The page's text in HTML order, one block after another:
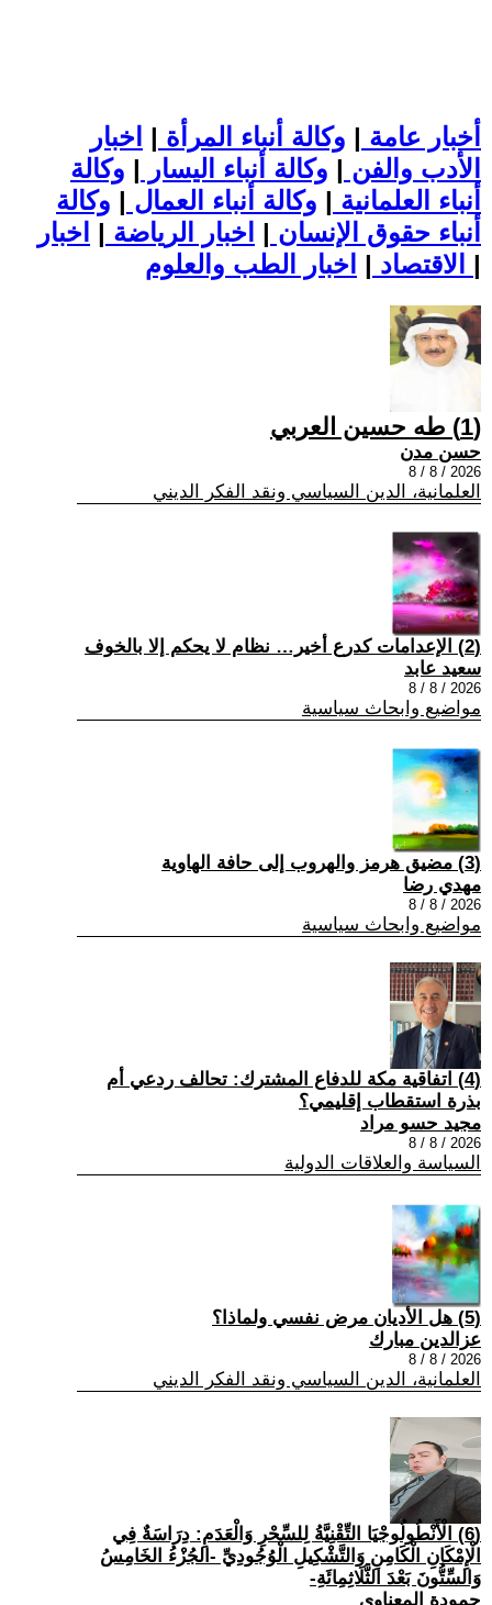
أخبار عامة | وكالة أنباء المرأة | اخبار
الأدب والفن | وكالة أنباء اليسار | وكالة
أنباء العلمانية | وكالة أنباء العمال | وكالة
أنباء حقوق الإنسان | اخبار الرياضة | اخبار
الاقتصاد | |
(1) طه حسين العربي
حسن مدن
2026 / 8 / 8
العلمانية، الدين السياسي ونقد الفكر الديني
(2) الإعدامات كدرع أخير… نظام لا يحكم إلا بالخوف
سعيد عابد
2026 / 8 / 8
مواضيع وابحاث سياسية
(3) مضيق هرمز والهروب إلى حافة الهاوية
مهدي رضا
2026 / 8 / 8
مواضيع وابحاث سياسية
(4) اتفاقية مكة للدفاع المشترك: تحالف ردعي أم
بذرة استقطاب إقليمي؟
مجيد حسو مراد
2026 / 8 / 8
السياسة والعلاقات الدولية
(5) هل الأديان مرض نفسي ولماذا؟
عزالدين مبارك
2026 / 8 / 8
العلمانية، الدين السياسي ونقد الفكر الديني
(6) الْأَنْطُولُوجْيَا التِّقْنِيَّةُ لِلسِّحْرِ وَالْعَدَمِ: دِرَاسَةٌ فِي
الْإِمْكَانِ الْكَامِنِ وَالتَّشْكِيلِ الْوُجُودِيِّ -الجُزْءُ الخَامِسُ
وَالسِّتُّونَ بَعْدَ الثَّلَاثِمِائَةِ-
حمودة المعناوي